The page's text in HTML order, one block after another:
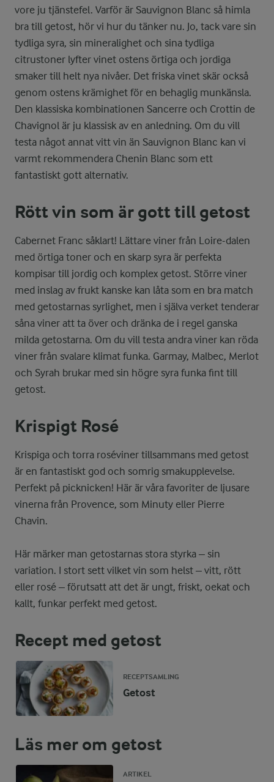
vore ju tjänstefel. Varför är Sauvignon Blanc så himla
bra till getost, hör vi hur du tänker nu. Jo, tack vare sin
tydliga syra, sin mineralighet och sina tydliga
citrustoner lyfter vinet ostens örtiga och jordiga
smaker till helt nya nivåer. Det friska vinet skär också
genom ostens krämighet för en behaglig munkänsla.
Den klassiska kombinationen Sancerre och Crottin de
Chavignol är ju klassisk av en anledning. Om du vill
testa något annat vitt vin än Sauvignon Blanc kan vi
varmt rekommendera Chenin Blanc som ett
fantastiskt gott alternativ.
Rött vin som är gott till getost
Cabernet Franc såklart! Lättare viner från Loire-dalen
med örtiga toner och en skarp syra är perfekta
kompisar till jordig och komplex getost. Större viner
med inslag av frukt kanske kan låta som en bra match
med getostarnas syrlighet, men i själva verket tenderar
såna viner att ta över och dränka de i regel ganska
milda getostarna. Om du vill testa andra viner kan röda
viner från svalare klimat funka. Garmay, Malbec, Merlot
och Syrah brukar med sin högre syra funka fint till
getost.
Krispigt Rosé
Krispiga och torra roséviner tillsammans med getost
är en fantastiskt god och somrig smakupplevelse.
Perfekt på picknicken! Här är våra favoriter de ljusare
vinerna från Provence, som Minuty eller Pierre
Chavin.
Här märker man getostarnas stora styrka – sin
variation. I stort sett vilket vin som helst – vitt, rött
eller rosé – förutsatt att det är ungt, friskt, oekat och
kallt, funkar perfekt med getost.
Recept med getost
RECEPTSAMLING
Getost
Läs mer om getost
ARTIKEL